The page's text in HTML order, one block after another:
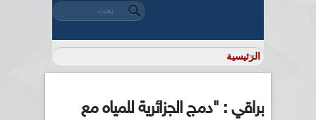
استمارة البحث
‏بحث ‏
براقي : "دمج الجزائرية للمياه مع